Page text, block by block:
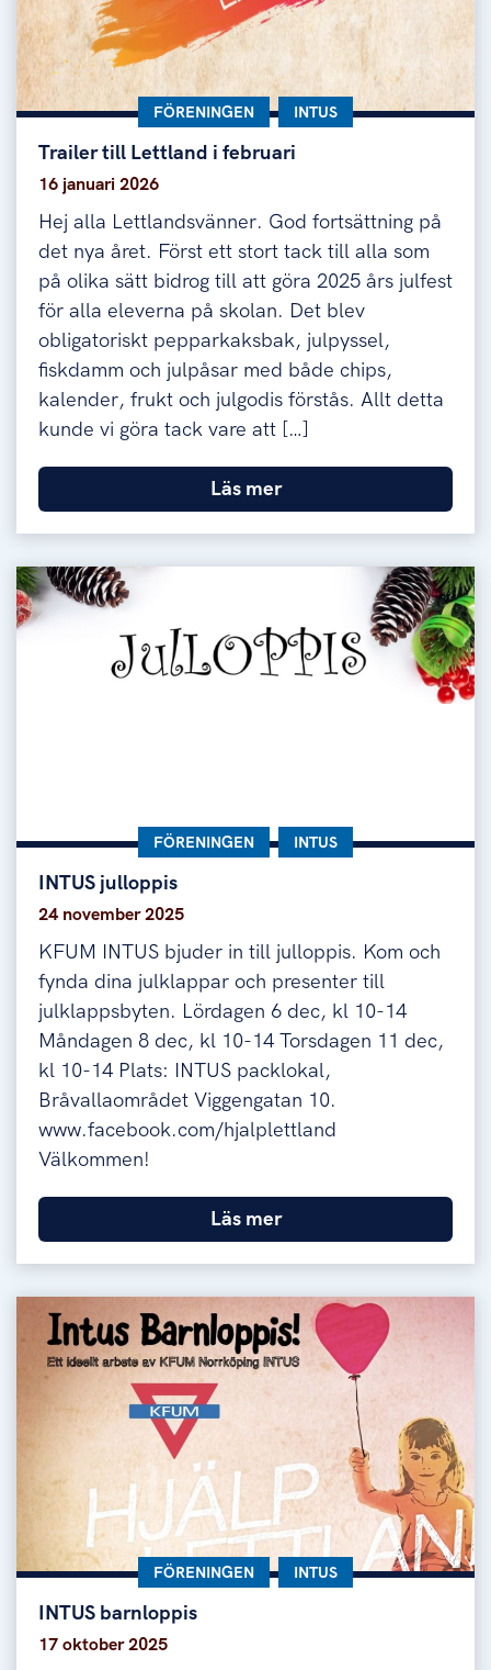
Trailer till Lettland i februari
Trailer till Lettland i februari
KATEGORI:
FÖRENINGEN KATEGORI:
INTUS
16 januari 2026
Hej alla Lettlandsvänner. God fortsättning på
det nya året. Först ett stort tack till alla som
på olika sätt bidrog till att göra 2025 års julfest
för alla eleverna på skolan. Det blev
obligatoriskt pepparkaksbak, julpyssel,
fiskdamm och julpåsar med både chips,
kalender, frukt och julgodis förstås. Allt detta
kunde vi göra tack vare att […]
Läs mer
INTUS julloppis
INTUS julloppis
KATEGORI:
FÖRENINGEN KATEGORI:
INTUS
24 november 2025
KFUM INTUS bjuder in till julloppis. Kom och
fynda dina julklappar och presenter till
julklappsbyten. Lördagen 6 dec, kl 10-14
Måndagen 8 dec, kl 10-14 Torsdagen 11 dec,
kl 10-14 Plats: INTUS packlokal,
Bråvallaområdet Viggengatan 10.
www.facebook.com/hjalplettland
Välkommen!
Läs mer
INTUS barnloppis
INTUS barnloppis
KATEGORI:
FÖRENINGEN KATEGORI:
INTUS
17 oktober 2025